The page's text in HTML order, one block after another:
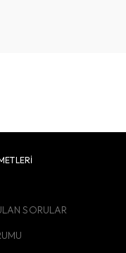
SORULAR